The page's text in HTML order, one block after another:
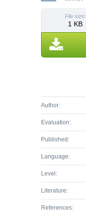
File size:
1 KB
Author:
Evaluation:
Published:
Language:
Level:
Literature:
References: